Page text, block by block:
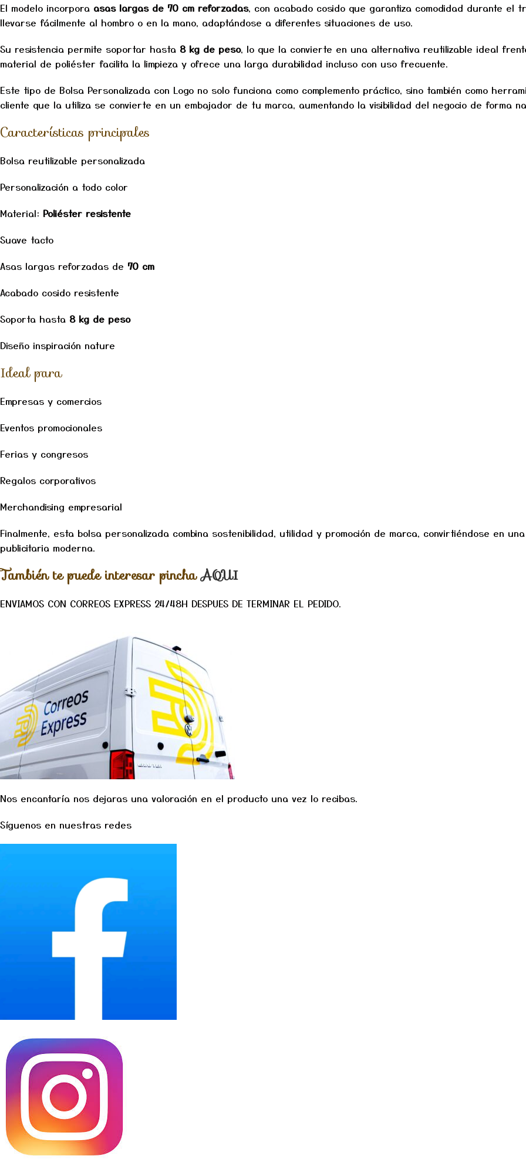
El modelo incorpora asas largas de 70 cm reforzadas, con acabado cosido que garantiza comodidad durante el
llevarse fácilmente al hombro o en la mano, adaptándose a diferentes situaciones de uso.
Su resistencia permite soportar hasta 8 kg de peso, lo que la convierte en una alternativa reutilizable ideal
material de poliéster facilita la limpieza y ofrece una larga durabilidad incluso con uso frecuente.
Este tipo de Bolsa Personalizada con Logo no solo funciona como complemento práctico, sino también como
cliente que la utiliza se convierte en un embajador de tu marca, aumentando la visibilidad del negocio de forma
Características principales
Bolsa reutilizable personalizada
Personalización a todo color
Material: Poliéster resistente
Suave tacto
Asas largas reforzadas de 70 cm
Acabado cosido resistente
Soporta hasta 8 kg de peso
Diseño inspiración nature
Ideal para
Empresas y comercios
Eventos promocionales
Ferias y congresos
Regalos corporativos
Merchandising empresarial
Finalmente, esta bolsa personalizada combina sostenibilidad, utilidad y promoción de marca, convirtiéndose en
publicitaria moderna.
También te puede interesar pinchaAQUI
ENVIAMOS CON CORREOS EXPRESS 24/48H DESPUES DE TERMINAR EL PEDIDO.
Nos encantaría nos dejaras una valoración en el producto una vez lo recibas.
Síguenos en nuestras redes